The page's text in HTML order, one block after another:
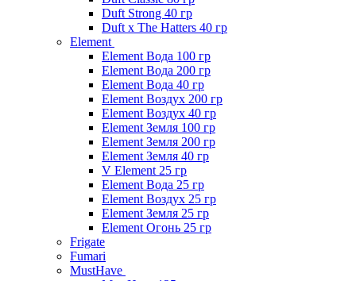
Duft Strong 40 гр
Duft x The Hatters 40 гр
Element
Element Вода 100 гр
Element Вода 200 гр
Element Вода 40 гр
Element Воздух 200 гр
Element Воздух 40 гр
Element Земля 100 гр
Element Земля 200 гр
Element Земля 40 гр
V Element 25 гр
Element Вода 25 гр
Element Воздух 25 гр
Element Земля 25 гр
Element Огонь 25 гр
Frigate
Fumari
MustHave